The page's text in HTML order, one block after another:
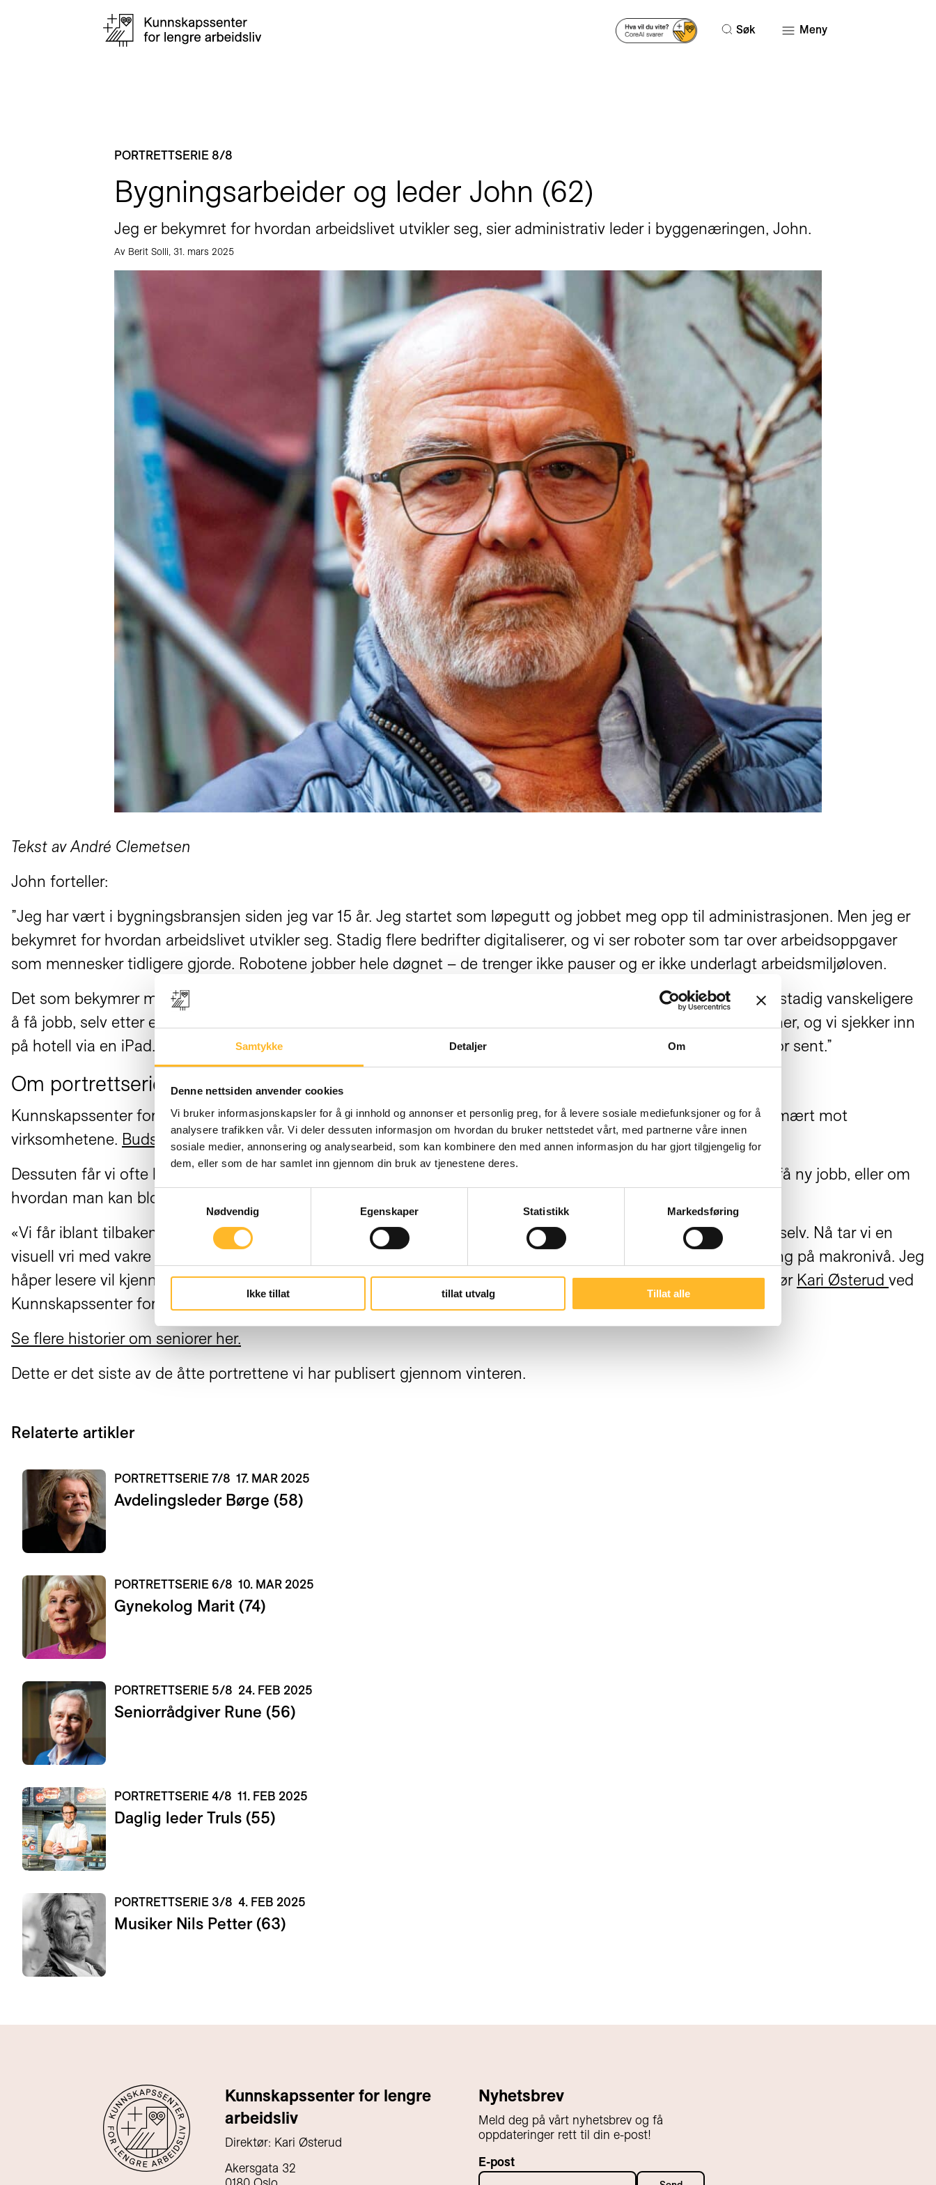
Samtykke Detaljer Om
Denne nettsiden anvender cookies
Vi bruker informasjonskapsler for å gi innhold og annonser et personlig preg, for å levere sosiale mediefunksjoner og for å
analysere trafikken vår. Vi deler dessuten informasjon om hvordan du bruker nettstedet vårt, med partnerne våre innen
sosiale medier, annonsering og analysearbeid, som kan kombinere den med annen informasjon du har gjort tilgjengelig for
dem, eller som de har samlet inn gjennom din bruk av tjenestene deres.
Samtykkevalg
Nødvendig
Egenskaper Statistikk Markedsføring
Ikke tillat tillat utvalg Tillat alle
Søk Meny
PORTRETTSERIE 8/8
Bygningsarbeider og leder John (62)
Jeg er bekymret for hvordan arbeidslivet utvikler seg, sier administrativ leder i byggenæringen, John.
Av Berit Solli, 31. mars 2025
Tekst av André Clemetsen
John forteller:
”Jeg har vært i bygningsbransjen siden jeg var 15 år. Jeg startet som løpegutt og jobbet meg opp til administrasjonen. Men jeg er
bekymret for hvordan arbeidslivet utvikler seg. Stadig flere bedrifter digitaliserer, og vi ser roboter som tar over arbeidsoppgaver
som mennesker tidligere gjorde. Robotene jobber hele døgnet – de trenger ikke pauser og er ikke underlagt arbeidsmiljøloven.
Det som bekymrer meg mest, er at de få jobbene som blir igjen, forbeholdes de yngre. For oss over 50 blir det stadig vanskeligere
å få jobb, selv etter et langt yrkesliv. Vi ser det overalt: Vi kjøper mat uten betjening i butikkene, posten forsvinner, og vi sjekker inn
på hotell via en iPad. Menneskelig kontakt og erfaring betyr stadig mindre. Noen må ta tak i dette før det blir for sent.”
Om portrettserien
Kunnskapssenter for lengre arbeidsliv pleier å omtale forskning, statistikk, metoder og trender. Vi retter oss primært mot
virksomhetene. Budskapeter at virksomhetene må utvikle sin personalpolitikk til å utvikle lange yrkesliv.
Dessuten får vi ofte henvendelser fra seniorer selv. Noen ønsker å fortelle sin historie om at det er vanskelig å få ny jobb, eller om
hvordan man kan blomstre i jobben etter seksti, om å ta mer utdannelse, eller noe annet.
«Vi får iblant tilbakemeldinger om at vi ikke snakker nok med og løfter frem «dem det gjelder», altså seniorene selv. Nå tar vi en
visuell vri med vakre og uttrykksfull portretter av individer. Det blir en motvekt til vår vanlige forskningsformidling på makronivå. Jeg
håper lesere vil kjenne seg igjen i portrettene, og de kan sette tæl i folk som føler at de trenger det,» sier direktør Kari Østerud ved
Kunnskapssenter for lengre arbeidsliv.
Se flere historier om seniorer her.
Dette er det siste av de åtte portrettene vi har publisert gjennom vinteren.
Relaterte artikler
PORTRETTSERIE 7/8 17. MAR 2025
Avdelingsleder Børge (58)
PORTRETTSERIE 6/8 10. MAR 2025
Gynekolog Marit (74)
PORTRETTSERIE 5/8 24. FEB 2025
Seniorrådgiver Rune (56)
PORTRETTSERIE 4/8 11. FEB 2025
Daglig leder Truls (55)
PORTRETTSERIE 3/8 4. FEB 2025
Musiker Nils Petter (63)
Kunnskapssenter for lengre
arbeidsliv
Direktør: Kari Østerud
Akersgata 32
Nyhetsbrev
Meld deg på vårt nyhetsbrev og få
oppdateringer rett til din e-post!
E-post